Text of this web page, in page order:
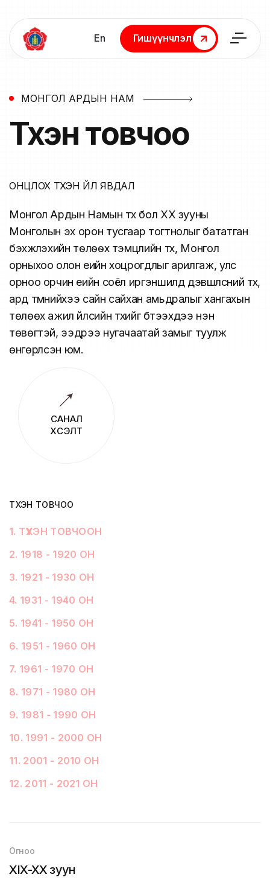
En
Гишүүнчлэл
Гишүүнчлэл
МОНГОЛ АРДЫН НАМ
Түүхэнтовчоо
ОНЦЛОХ ТҮҮХЭН ҮЙЛ ЯВДАЛ
Монгол Ардын Намын түүх бол ХХ зууны
Монголын эх орон тусгаар тогтнолыг бататган
бэхжүүлэхийн төлөөх тэмцлийн түүх, Монгол
орныхоо олон үеийн хоцрогдлыг арилгаж, улс
орноо орчин үеийн соёл иргэншилд дэвшүүлсний түүх,
ард түмнийхээ сайн сайхан амьдралыг хангахын
төлөөх ажил үйлсийн түүхийг бүтээхдээ нэн
төвөгтэй, ээдрээ нугачаатай замыг туулж
өнгөрүүлсэн юм.
САНАЛ
ХҮСЭЛТ
ТҮҮХЭН ТОВЧОО
1. ТҮҮХЭН ТОВЧООН
2. 1918 - 1920 ОН
3. 1921 - 1930 ОН
4. 1931 - 1940 ОН
5. 1941 - 1950 ОН
6. 1951 - 1960 ОН
7. 1961 - 1970 ОН
8. 1971 - 1980 ОН
9. 1981 - 1990 ОН
10. 1991 - 2000 ОН
11. 2001 - 2010 ОН
12. 2011 - 2021 ОН
Огноо
XIX-XX зуун